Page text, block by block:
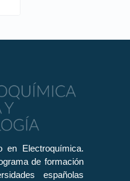
en Electroquímica.
de formación
españolas